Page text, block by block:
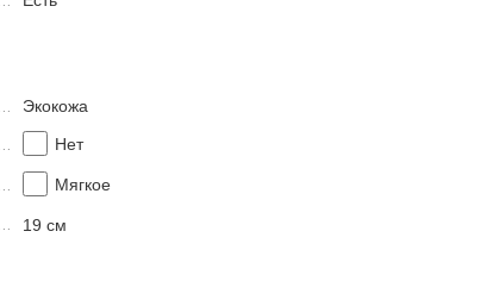
Экокожа
Нет
Мягкое
19 см